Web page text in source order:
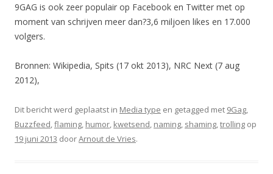
9GAG is ook zeer populair op Facebook en Twitter met op
moment van schrijven meer dan?3,6 miljoen likes en 17.000
volgers.
Bronnen: Wikipedia, Spits (17 okt 2013), NRC Next (7 aug
2012),
Dit bericht werd geplaatst in Media type en getagged met 9Gag,
Buzzfeed,flaming, humor, kwetsend, naming, shaming,trolling op
19 juni 2013 doorArnout de Vries.